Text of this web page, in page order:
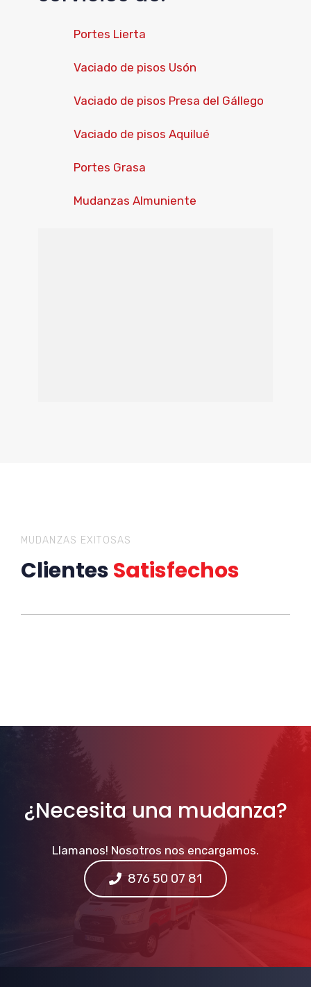
Portes Lierta
Vaciado de pisos Usón
Vaciado de pisos Presa del Gállego
Vaciado de pisos Aquilué
Portes Grasa
Mudanzas Almuniente
MUDANZAS EXITOSAS
ClientesSatisfechos
¿Necesita una mudanza?
Llamanos! Nosotros nos encargamos.
876 50 07 81